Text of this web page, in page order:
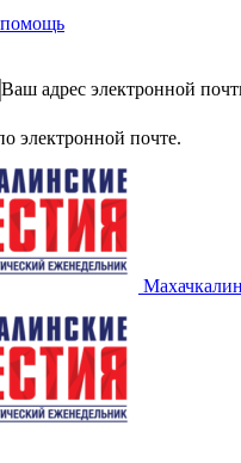
помощь
Ваш адрес электронной
электронной почте.